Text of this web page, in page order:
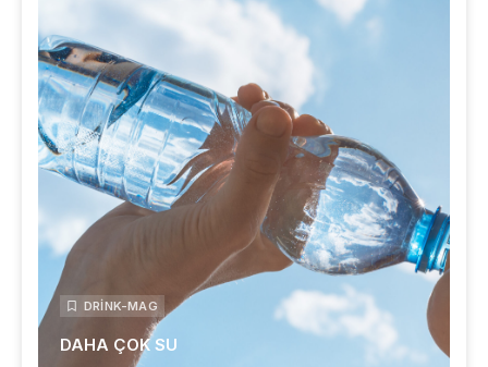
DRINK-MAG
DAHA ÇOK SU